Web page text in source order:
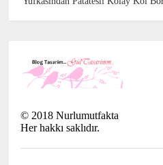
© 2018 Nurlumutfakta
Her hakkı saklıdır.